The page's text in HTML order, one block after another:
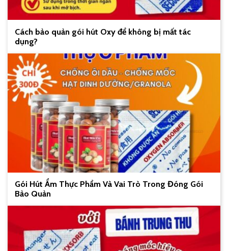
Cách bảo quản gói hút Oxy để không bị mất tác
dụng?
Gói Hút Ẩm Thực Phẩm Và Vai Trò Trong Đóng Gói
Bảo Quản